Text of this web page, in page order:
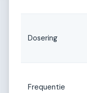
Dosering
Frequentie